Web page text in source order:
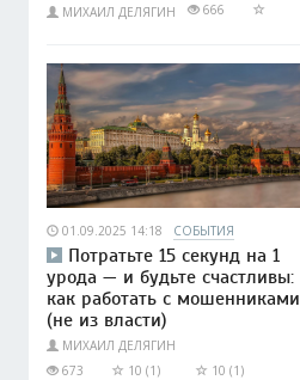
МИХАИЛ ДЕЛЯГИН 666
01.09.2025 14:18 СОБЫТИЯ
Потратьте 15 секунд на 1
урода — и будьте счастливы:
как работать с мошенниками
(не из власти)
МИХАИЛ ДЕЛЯГИН
673
10 (1) 10 (1)